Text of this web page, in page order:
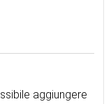
aggiungere